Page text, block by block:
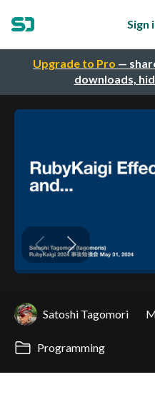
Upgrade to Pro —
downloads,
Sign
Satoshi Tagomori
Programming